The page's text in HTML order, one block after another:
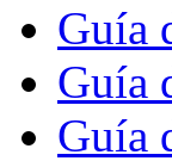
Guía
Guía
Guía